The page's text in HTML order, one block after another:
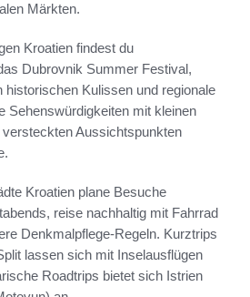
Märkten.
Kroatien findest du
Dubrovnik Summer Festival,
Kulissen und regionale
Sehenswürdigkeiten mit kleinen
Aussichtspunkten
Kroatien plane Besuche
reise nachhaltig mit Fahrrad
Denkmalpflege-Regeln. Kurztrips
lassen sich mit Inselausflügen
Roadtrips bietet sich Istrien